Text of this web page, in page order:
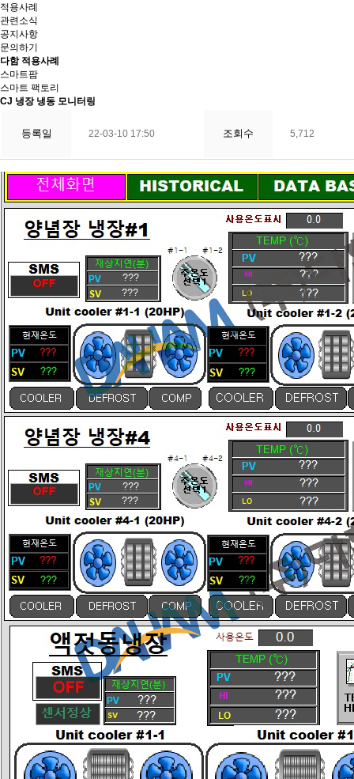
적용사례
관련소식
공지사항
문의하기
다함 적용사례
스마트팜
스마트 팩토리
CJ 냉장 냉동 모니터링
등록일 22-03-10 17:50 조회수 5,712